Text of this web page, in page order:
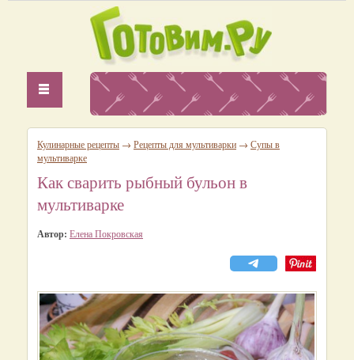
Кулинарные рецепты → Рецепты для мультиварки → Супы в
мультиварке
Как сварить рыбный бульон в
мультиварке
Автор: Елена Покровская